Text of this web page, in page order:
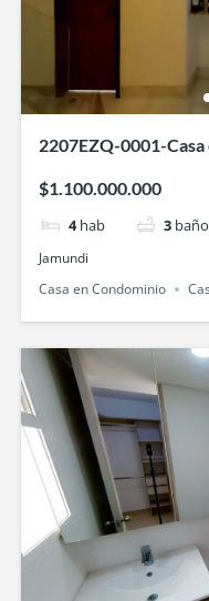
2207EZQ-0001-
$1.100.000.000
4 hab 3
Jamundi
Casa en Condominio